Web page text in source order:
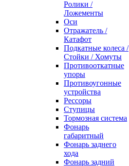
Ролики /
Ложементы
Оси
Отражатель /
Катафот
Подкатные колеса /
Стойки / Хомуты
Противооткатные
упоры
Противоугонные
устройства
Рессоры
Ступицы
Тормозная система
Фонарь
габаритный
Фонарь заднего
хода
Фонарь задний